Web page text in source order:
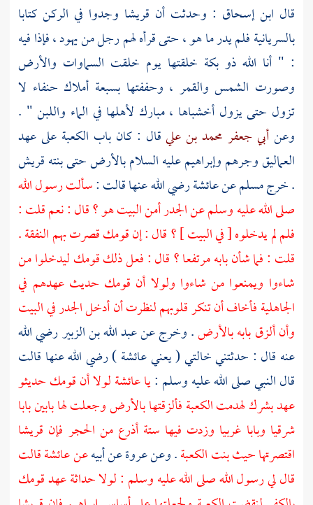
قال ابن إسحاق : وحدثت أن قريشا وجدوا في الركن كتابا
بالسريانية فلم يدر ما هو ، حتى قرأه لهم رجل منيهود، فإذا فيه
: " أنا الله ذو بكة خلقتها يوم خلقت السماوات والأرض
وصورت الشمس والقمر ، وحففتها بسبعة أملاك حنفاء لا
تزول حتى يزول أخشباها ، مبارك لأهلها في الماء واللبن " .
وعنأبي جعفر محمد بن عليقال : كان باب الكعبة على عهد
العماليقوجرهموإبراهيمعليه السلام بالأرض حتى بنتهقريش
. خرجمسلمعنعائشةرضي الله عنها قالت :سألت رسول الله
صلى الله عليه وسلم عن الجدر أمنالبيتهو ؟ قال : نعم قلت :
فلم لم يدخلوه [ فيالبيت] ؟ قال : إن قومك قصرت بهم النفقة .
قلت : فما شأن بابه مرتفعا ؟ قال : فعل ذلك قومك ليدخلوا من
شاءوا ويمنعوا من شاءوا ولولا أن قومك حديث عهدهم في
الجاهلية فأخاف أن تنكر قلوبهم لنظرت أن أدخل الجدر فيالبيت
وأن ألزق بابه بالأرض. وخرج عنعبد الله بن الزبيررضي الله
عنه قال : حدثتني خالتي ( يعنيعائشة) رضي الله عنها قالت
قال النبي صلى الله عليه وسلم :ياعائشةلولا أن قومك حديثو
عهد بشرك لهدمتالكعبةفألزقتها بالأرض وجعلت لها بابين بابا
شرقيا وبابا غربيا وزدت فيها ستة أذرع من الحجر فإن قريشا
اقتصرتها حيث بنتالكعبة. وعنعروةعن أبيهعنعائشةقالت
قال لي رسول الله صلى الله عليه وسلم : لولا حداثة عهد قومك